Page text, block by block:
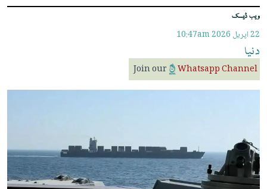
ویب ڈیسک
22 اپريل 2026 10:47am
دنیا
Join our Whatsapp Channel